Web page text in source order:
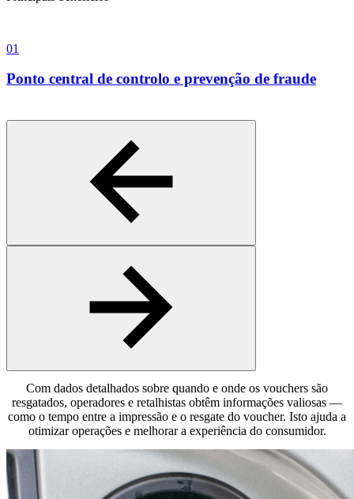
01
Ponto central de controlo e prevenção de fraude
Com dados detalhados sobre quando e onde os vouchers são
resgatados, operadores e retalhistas obtêm informações valiosas —
como o tempo entre a impressão e o resgate do voucher. Isto ajuda a
otimizar operações e melhorar a experiência do consumidor.